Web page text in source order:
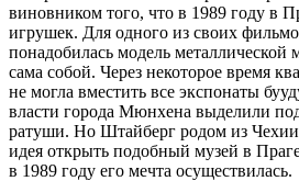
виновником того, что в 1989 году в
игрушек. Для одного из своих
понадобилась модель
сама собой. Через некоторое время
не могла вместить все экспонаты
власти города Мюнхена выделили
ратуши. Но Штайберг родом из Чехии,
идея открыть подобный музей в
в 1989 году его мечта осуществилась.